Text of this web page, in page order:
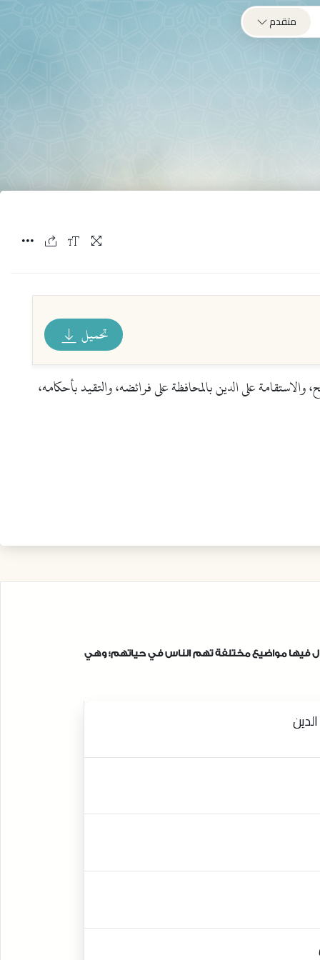
متقدم
تحميل
على الدين بالمحافظة على فرائضه، والتقيد بأحكامه،
فيها مواضيع مختلفة تهم الناس في حياتهم؛ وهي